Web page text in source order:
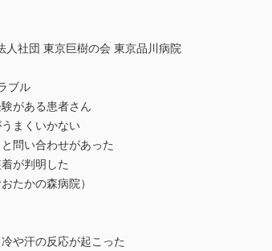
社団 東京巨樹の会 東京品川病院
ブル
がある患者さん
まくいかない
問い合わせがあった
が判明した
たかの森病院）
や汗の反応が起こった